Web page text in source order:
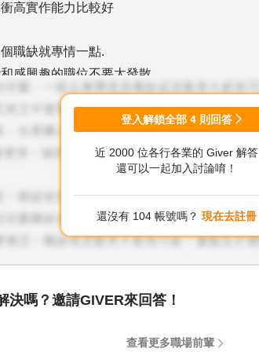
高實作能力比較好
職缺就專情一點.
感興趣的職位不要太發散
域, 等你上工之後 有興趣可以業餘繼續學
登入解鎖全部 4 則回答
近 2000 位各行各業的 Giver 解答
還可以一起加入討論唷！
還沒有 104 帳號嗎？ 現在去註冊
決嗎？邀請GIVER來回答！
查看更多職場前輩